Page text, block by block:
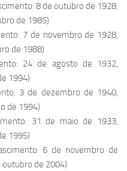
8 de outubro de 1928,
de 1985)
7 de novembro de 1928,
de 1988)
24 de agosto de 1932,
1994)
3 de dezembro de 1940,
de 1994)
31 de maio de 1933,
1995)
6 de novembro de
outubro de 2004)